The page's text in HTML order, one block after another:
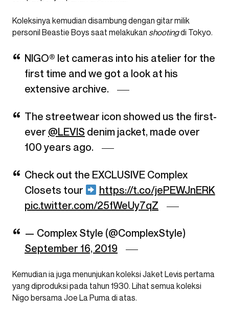
Koleksinya kemudian disambung dengan gitar milik
personil Beastie Boys saat melakukan shootingdi Tokyo.
NIGO® let cameras into his atelier for the
first time and we got a look at his
extensive archive.
The streetwear icon showed us the first-
ever @LEVIS denim jacket, made over
100 years ago.
Check out the EXCLUSIVE Complex
Closets tour
https://t.co/jePEWJnERK
pic.twitter.com/25fWeUy7qZ
— Complex Style (@ComplexStyle)
September 16, 2019
Kemudian ia juga menunjukan koleksi Jaket Levis pertama
yang diproduksi pada tahun 1930. Lihat semua koleksi
Nigo bersama Joe La Puma di atas.